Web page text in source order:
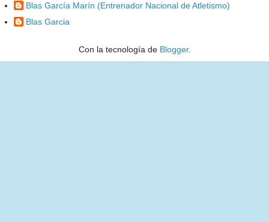
Blas García Marín (Entrenador Nacional de Atletismo)
Blas Garcia
Con la tecnología de Blogger.